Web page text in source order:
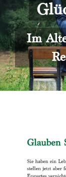
Rente
Über uns
Kontakt
Im